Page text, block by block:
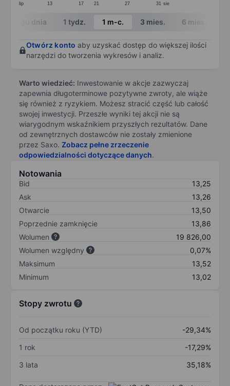
lip 13 17 21 27 31 sie
End of interactive chart.
W ciągu dnia 1 tydz. 1 m-c. 3 mies. 6 mies.
Otwórz konto aby uzyskać dostęp do większej ilości
narzędzi do tworzenia wykresów i analiz.
Warto wiedzieć: Inwestowanie w akcje zazwyczaj
zapewnia długoterminowe pozytywne zwroty, ale wiąże
się również z ryzykiem. Możesz stracić część lub całość
swojej inwestycji. Przeszłe wyniki tej akcji nie są
wiarygodnym wskaźnikiem przyszłych rezultatów. Dane
od zewnętrznych dostawców nie zostały zmienione
przez Saxo. Zobacz pełne zrzeczenie
odpowiedzialności dotyczące danych.
Notowania
Bid
13,25
Ask
13,26
Otwarcie
13,50
Poprzednie zamknięcie
13,86
Wolumen
19 826,00
Wolumen względny
0,07%
Maksimum
13,52
Minimum
13,02
Stopy zwrotu
Od początku roku (YTD)
-29,34%
1 rok
-17,29%
3 lata
35,18%